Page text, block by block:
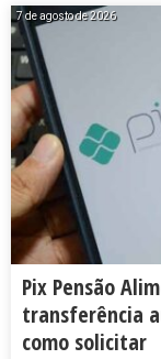
7 de agosto de 2026
Pix Pensão
transferência
como solicitar